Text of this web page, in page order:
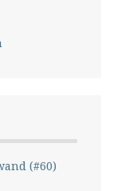
(#60)